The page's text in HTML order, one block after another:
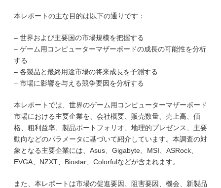
本レポートの主な目的は以下の通りです：
– 世界および主要国の市場規模を把握する
– ゲーム用コンピューターマザーボードの成長の可能性を分析
する
– 各製品と最終用途市場の将来成長を予測する
– 市場に影響を与える競争要因を分析する
本レポートでは、世界のゲーム用コンピューターマザーボード
市場における主要企業を、会社概要、販売数量、売上高、価
格、粗利益率、製品ポートフォリオ、地理的プレゼンス、主要
動向などのパラメータに基づいて紹介しています。本調査の対
象となる主要企業には、Asus、Gigabyte、MSI、ASRock、
EVGA、NZXT、Biostar、Colorfulなどが含まれます。
また、本レポートは市場の促進要因、阻害要因、機会、新製品